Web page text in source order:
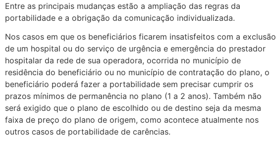
Entre as principais mudanças estão a ampliação das regras da
portabilidade e a obrigação da comunicação individualizada.
Nos casos em que os beneficiários ficarem insatisfeitos com a exclusão
de um hospital ou do serviço de urgência e emergência do prestador
hospitalar da rede de sua operadora, ocorrida no município de
residência do beneficiário ou no município de contratação do plano, o
beneficiário poderá fazer a portabilidade sem precisar cumprir os
prazos mínimos de permanência no plano (1 a 2 anos). Também não
será exigido que o plano de escolhido ou de destino seja da mesma
faixa de preço do plano de origem, como acontece atualmente nos
outros casos de portabilidade de carências.